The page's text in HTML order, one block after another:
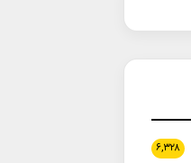
۶,۳۲۸